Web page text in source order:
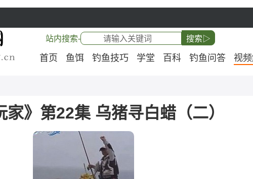
站内搜索- 搜索▷
首页 鱼饵 钓鱼技巧 学堂 百科 钓鱼问答 视
家》第22集 乌猪寻白蜡（二）